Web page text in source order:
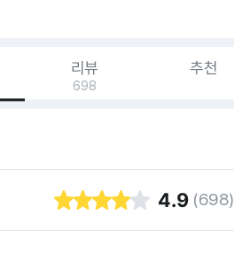
리뷰
698
추천
4.9 (698)